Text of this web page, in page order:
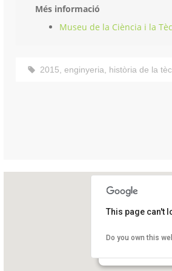
Més informació
Museu de la Ciència i la
2015, enginyeria, història de la
Rambla d'Ègara,
This page can't
Do you own this